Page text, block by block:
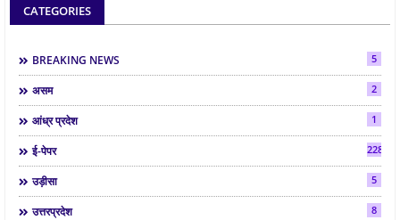
CATEGORIES
BREAKING NEWS 5
असम 2
आंध्र प्रदेश 1
ई-पेपर 2286
उड़ीसा 5
उत्तरप्रदेश 8